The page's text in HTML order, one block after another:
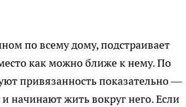
по всему дому, подстраивает
как можно ближе к нему. По
привязанность показательно —
начинают жить вокруг него. Если